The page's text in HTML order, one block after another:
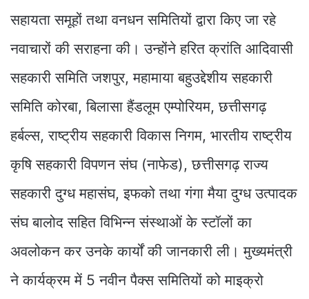
सहायता समूहों तथा वनधन समितियों द्वारा किए जा रहे
नवाचारों की सराहना की। उन्होंने हरित क्रांति आदिवासी
सहकारी समिति जशपुर, महामाया बहुउद्देशीय सहकारी
समिति कोरबा, बिलासा हैंडलूम एम्पोरियम, छत्तीसगढ़
हर्बल्स, राष्ट्रीय सहकारी विकास निगम, भारतीय राष्ट्रीय
कृषि सहकारी विपणन संघ (नाफेड), छत्तीसगढ़ राज्य
सहकारी दुग्ध महासंघ, इफको तथा गंगा मैया दुग्ध उत्पादक
संघ बालोद सहित विभिन्न संस्थाओं के स्टॉलों का
अवलोकन कर उनके कार्यों की जानकारी ली। मुख्यमंत्री
ने कार्यक्रम में 5 नवीन पैक्स समितियों को माइक्रो